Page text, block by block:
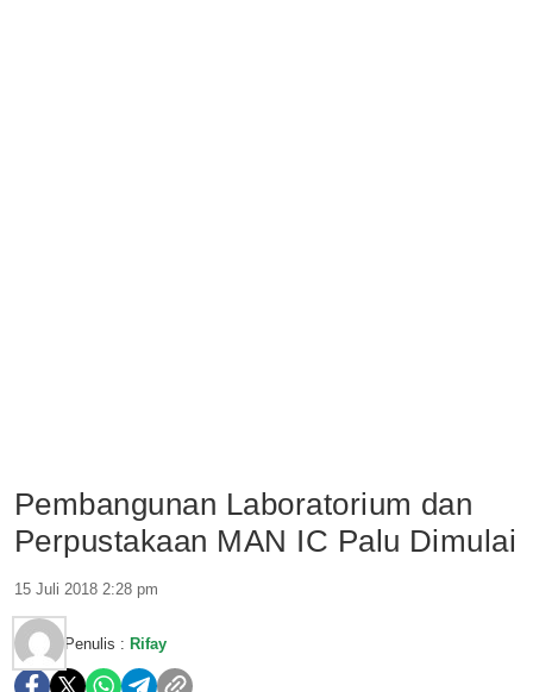
Pembangunan Laboratorium dan
Perpustakaan MAN IC Palu Dimulai
15 Juli 2018 2:28 pm
Penulis : Rifay